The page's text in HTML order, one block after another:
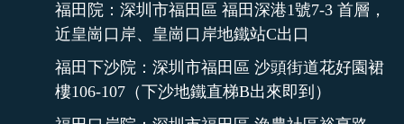
福田院：深圳市福田區 福田深港1號7-3 首層，
近皇崗口岸、皇崗口岸地鐵站C出口
福田下沙院：深圳市福田區 沙頭街道花好園裙
樓106-107（下沙地鐵直梯B出來即到）